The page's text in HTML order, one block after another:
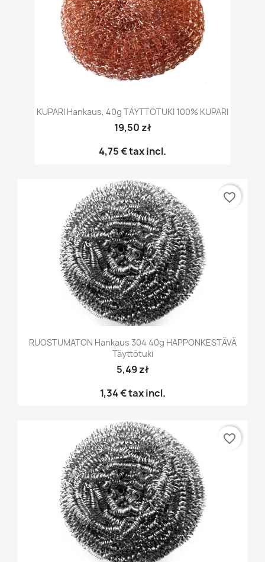
KUPARI Hankaus, 40g TÄYTTÖTUKI 100% KUPARI
19,50 zł
4,75 €tax incl.
RUOSTUMATON Hankaus 304 40g HAPPONKESTÄVÄ
Täyttötuki
5,49 zł
1,34 €tax incl.
favorite_border
favorite_border